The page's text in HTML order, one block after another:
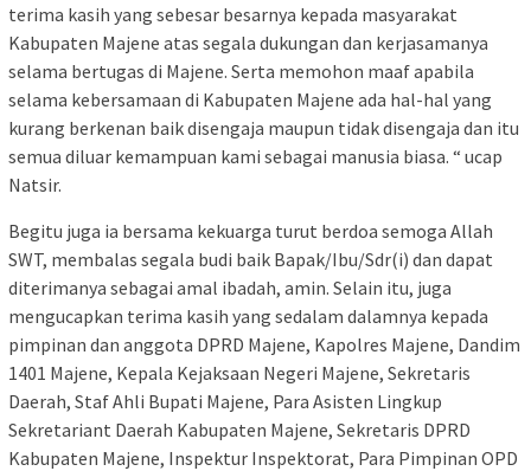
terima kasih yang sebesar besarnya kepada masyarakat
Kabupaten Majene atas segala dukungan dan kerjasamanya
selama bertugas di Majene. Serta memohon maaf apabila
selama kebersamaan di Kabupaten Majene ada hal-hal yang
kurang berkenan baik disengaja maupun tidak disengaja dan itu
semua diluar kemampuan kami sebagai manusia biasa. “ ucap
Natsir.
Begitu juga ia bersama kekuarga turut berdoa semoga Allah
SWT, membalas segala budi baik Bapak/Ibu/Sdr(i) dan dapat
diterimanya sebagai amal ibadah, amin. Selain itu, juga
mengucapkan terima kasih yang sedalam dalamnya kepada
pimpinan dan anggota DPRD Majene, Kapolres Majene, Dandim
1401 Majene, Kepala Kejaksaan Negeri Majene, Sekretaris
Daerah, Staf Ahli Bupati Majene, Para Asisten Lingkup
Sekretariant Daerah Kabupaten Majene, Sekretaris DPRD
Kabupaten Majene, Inspektur Inspektorat, Para Pimpinan OPD